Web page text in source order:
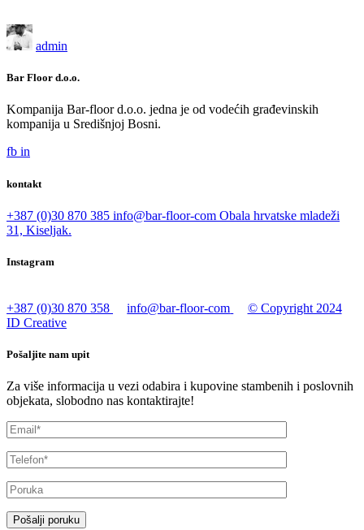
admin
Bar Floor d.o.o.
Kompanija Bar-floor d.o.o. jedna je od vodećih građevinskih
kompanija u Središnjoj Bosni.
fb in
kontakt
+387 (0)30 870 385 info@bar-floor-com Obala hrvatske mladeži
31, Kiseljak.
Instagram
+387 (0)30 870 358 info@bar-floor-com
© Copyright 2024
ID Creative
Pošaljite nam upit
Za više informacija u vezi odabira i kupovine stambenih i poslovnih
objekata, slobodno nas kontaktirajte!
Pošalji poruku